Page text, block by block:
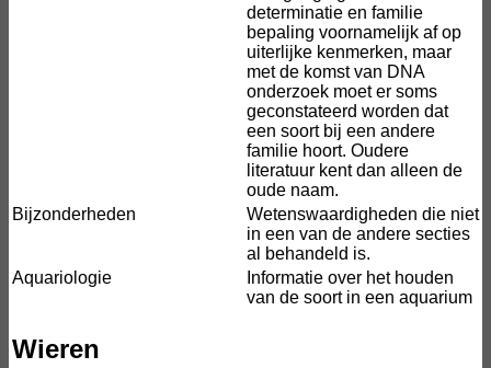
determinatie en familie
bepaling voornamelijk af op
uiterlijke kenmerken, maar
met de komst van DNA
onderzoek moet er soms
geconstateerd worden dat
een soort bij een andere
familie hoort. Oudere
literatuur kent dan alleen de
oude naam.
Bijzonderheden
Wetenswaardigheden die niet
in een van de andere secties
al behandeld is.
Aquariologie
Informatie over het houden
van de soort in een aquarium
Wieren